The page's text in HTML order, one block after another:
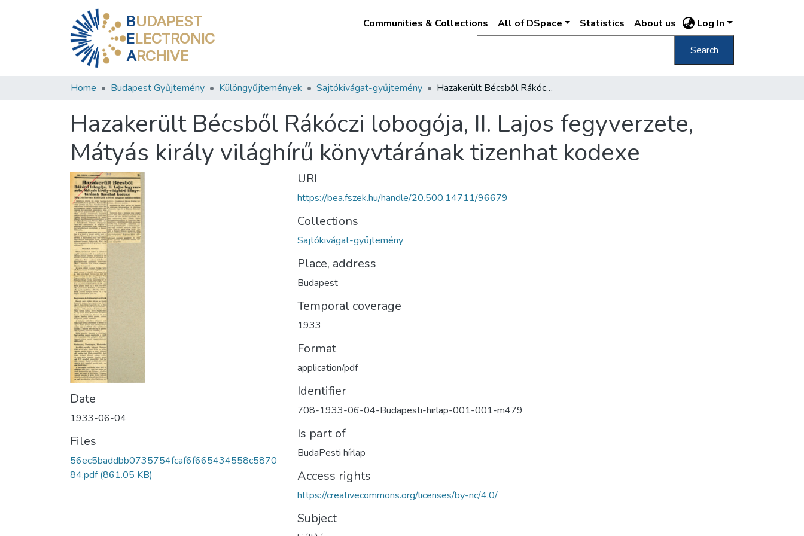
BUDAPEST
ELECTRONIC
ARCHIVE
Communities & Collections All of DSpace Statistics About us Log In
Search
Home Budapest Gyűjtemény Különgyűjtemények Sajtókivágat-gyűjtemény Hazakerült Bécsből Rákóczi lobogója, II. Lajos fegyverzete, Mátyás király világhírű könyvtárának tizenhat kodexe
Hazakerült Bécsből Rákóczi lobogója, II. Lajos fegyverzete,
Mátyás király világhírű könyvtárának tizenhat kodexe
Date
1933-06-04
Files
56ec5baddbb0735754fcaf6f665434558c5870
84.pdf(861.05 KB)
URI
https://bea.fszek.hu/handle/20.500.14711/96679
Collections
Sajtókivágat-gyűjtemény
Place, address
Budapest
Temporal coverage
1933
Format
application/pdf
Identifier
708-1933-06-04-Budapesti-hirlap-001-001-m479
Is part of
BudaPesti hírlap
Access rights
https://creativecommons.org/licenses/by-nc/4.0/
Subject